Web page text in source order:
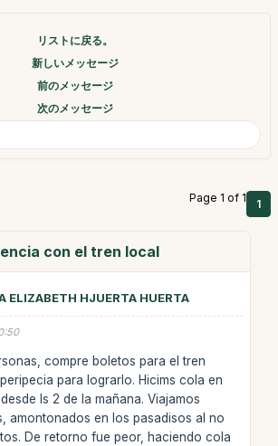
リストに戻る。
新しいメッセージ
前のメッセージ
次のメッセージ
Page 1 of 1 1
con el tren local
ELIZABETH HJUERTA HUERTA
compre boletos para el tren
para lograrlo. Hicims cola en
ls 2 de la mañana. Viajamos
amontonados en los pasadisos al no
De retorno fue peor, haciendo cola